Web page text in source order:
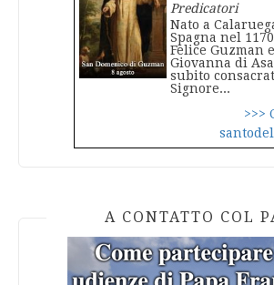
Predicatori
Nato a
Spagna nel
Felice Guzman e
Giovanna di
subito
Signore...
>>>
A CONTATTO COL